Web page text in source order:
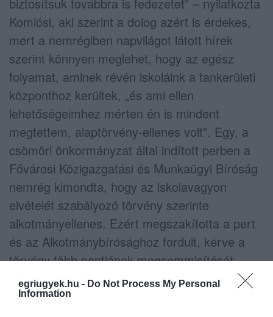
egriugyek.hu - Do Not Process My Personal
Information
Komlósi, aki szerint a dolog azért is érdekes,
mert a nemrégiben napvilágot látott hírek
szerint könnyen meglehet, hogy az egész
folyamat, aminek révén iskoláink a tankerületi
központhoz kerültek, „és ami ellen
lehetőségeimhez mérten én is mindent
megtettem, alaptörvény-ellenes volt”. Egy, a
csömöri önkormányzat által indított perben a
Fővárosi Közigazgatási és Munkaügyi Bíróság
nemrég kimondta, hogy az iskolavagyon
elvételét szabályozó törvény szerinte
alkotmányellenes. Ezért megszakította a pert
és az Alkotmánybírósághoz fordult, kérve a
törvény több pontjának megsemmisítését –
idézte fel a képviselő.